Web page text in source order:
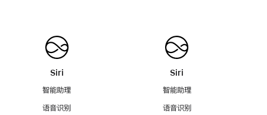
Siri
智能助理
语音识别
Siri
智能助理
语音识别